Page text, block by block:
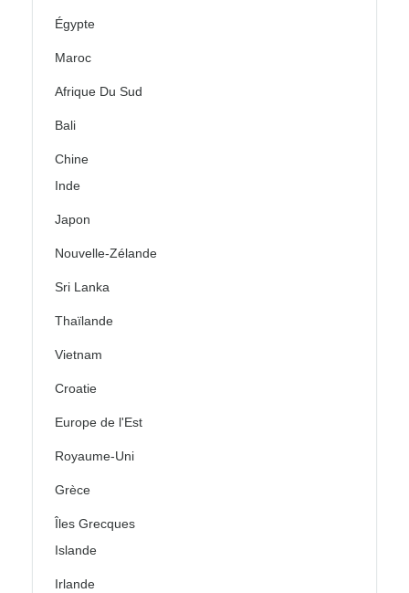
Égypte
Maroc
Afrique Du Sud
Bali
Chine
Inde
Japon
Nouvelle-Zélande
Sri Lanka
Thaïlande
Vietnam
Croatie
Europe de l'Est
Royaume-Uni
Grèce
Îles Grecques
Islande
Irlande